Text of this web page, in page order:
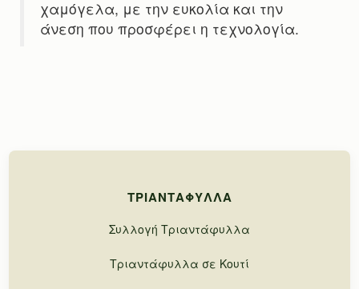
χαμόγελα, με την ευκολία και την
άνεση που προσφέρει η τεχνολογία.
ΤΡΙΑΝΤΆΦΥΛΛΑ
Συλλογή Τριαντάφυλλα
Τριαντάφυλλα σε Κουτί